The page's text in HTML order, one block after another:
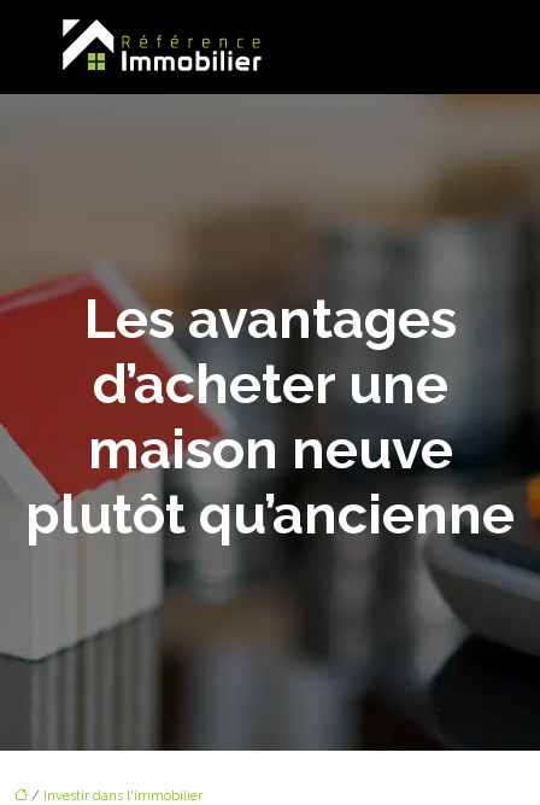
Les avantages
d’acheter une
maison neuve
plutôt qu’ancienne
/ Investir dans l'immobilier